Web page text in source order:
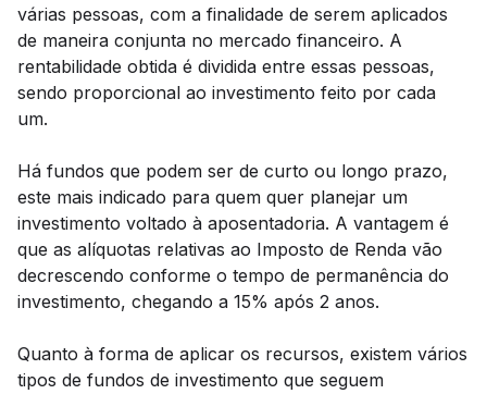
várias pessoas, com a finalidade de serem aplicados
de maneira conjunta no mercado financeiro. A
rentabilidade obtida é dividida entre essas pessoas,
sendo proporcional ao investimento feito por cada
um.
Há fundos que podem ser de curto ou longo prazo,
este mais indicado para quem quer planejar um
investimento voltado à aposentadoria. A vantagem é
que as alíquotas relativas ao Imposto de Renda vão
decrescendo conforme o tempo de permanência do
investimento, chegando a 15% após 2 anos.
Quanto à forma de aplicar os recursos, existem vários
tipos de fundos de investimento que seguem